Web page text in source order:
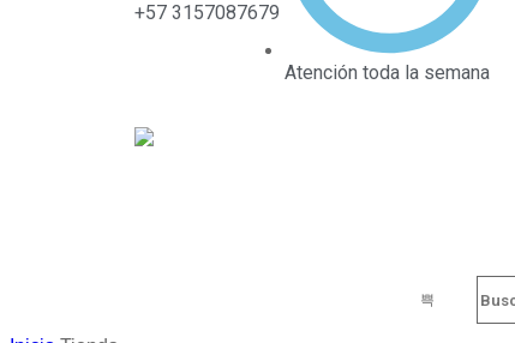
+57 3157087679
Atención toda la semana